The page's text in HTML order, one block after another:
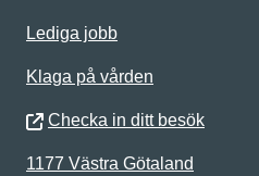
Lediga jobb
Klaga på vården
Checka in ditt besök
1177 Västra Götaland